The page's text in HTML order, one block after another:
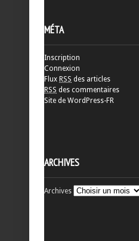
MÉTA
Inscription
Connexion
Flux RSS des articles
RSS des commentaires
Site de WordPress-FR
ARCHIVES
Archives